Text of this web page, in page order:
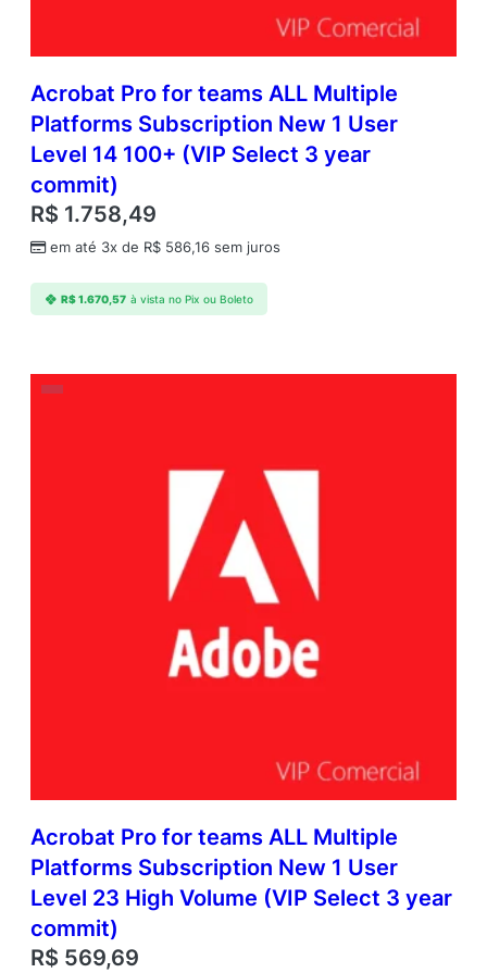
Acrobat Pro for teams ALL Multiple
Platforms Subscription New 1 User
Level 14 100+ (VIP Select 3 year
commit)
R$ 1.758,49
em até 3x de R$ 586,16 sem juros
R$1.670,57 à vista no Pix ou Boleto
Acrobat Pro for teams ALL Multiple
Platforms Subscription New 1 User
Level 23 High Volume (VIP Select 3 year
commit)
R$ 569,69